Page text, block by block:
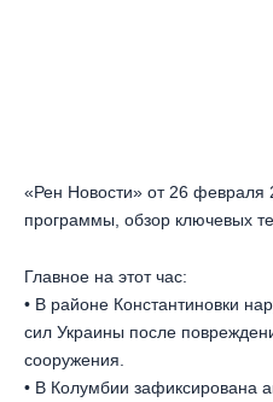
«Рен Новости» от 26 февраля
программы, обзор ключевых
Главное на этот час:
• В районе Константиновки
сил Украины после
сооружения.
• В Колумбии зафиксирована